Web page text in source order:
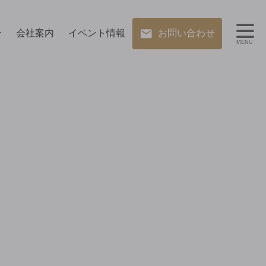
会社案内 イベント情報 お問い合わせ
MENU